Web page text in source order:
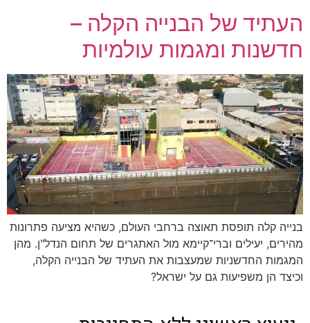
העתיד של הבנייה הקלה –
חדשנות ומגמות עולמיות
בנייה קלה תופסת תאוצה ברחבי העולם, כשהיא מציעה פתרונות
מהירים, יעילים וברי־קיימא מול האתגרים של תחום הנדל"ן. מהן
המגמות החדשניות שמעצבות את העתיד של הבנייה הקלה,
וכיצד הן משפיעות גם על ישראל?